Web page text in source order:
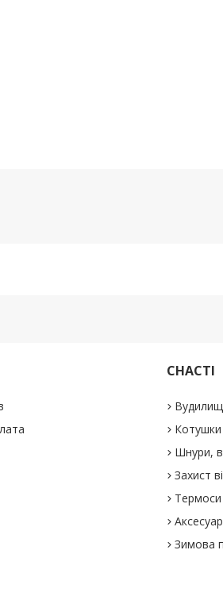
СНАСТІ
Котушки
Шнури,
Захист
Термоси
Зимова